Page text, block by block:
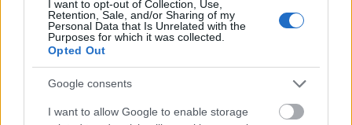
I want to opt-out of Collection, Use,
Retention, Sale, and/or Sharing of my
Personal Data that Is Unrelated with the
Purposes for which it was collected.
Opted Out
Google consents
I want to allow Google to enable storage